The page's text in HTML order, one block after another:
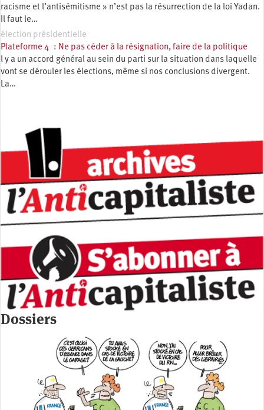
racisme et l’antisémitisme » n’est pas la résurrection de la loi Yadan.
Il faut le…
élection présidentielle
Plateforme 4 : Ne pas céder à la résignation, faire de la politique
l y a un accord général au sein du parti sur la situation dans laquelle
vont se dérouler les élections, même si nos conclusions divergent.
La…
Dossiers